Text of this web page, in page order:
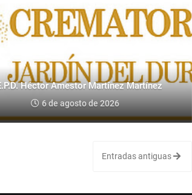
Héctor Amestor Martínez Martínez
6 de agosto de 2026
Entradas antiguas